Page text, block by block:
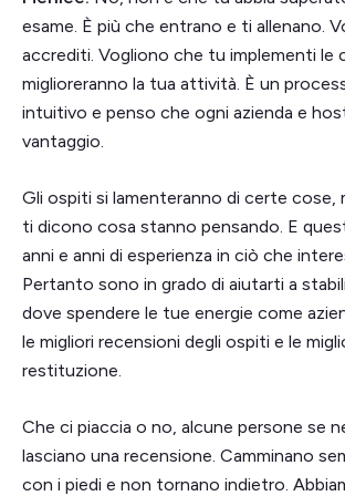
esame. È più che entrano e ti allenano.
accrediti. Vogliono che tu implementi le
miglioreranno la tua attività. È un
intuitivo e penso che ogni azienda e
vantaggio.
Gli ospiti si lamenteranno di certe cose,
ti dicono cosa stanno pensando. E
anni e anni di esperienza in ciò che
Pertanto sono in grado di aiutarti a
dove spendere le tue energie come
le migliori recensioni degli ospiti e le
restituzione.
Che ci piaccia o no, alcune persone se
lasciano una recensione. Camminano
con i piedi e non tornano indietro.